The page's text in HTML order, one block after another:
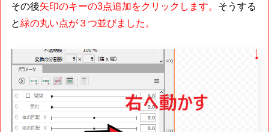
その後矢印のキーの3点追加をクリックします。 そうする
と緑の丸い点が３つ並びました。